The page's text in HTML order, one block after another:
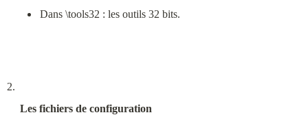
Dans \tools32 : les outils 32 bits.
Les fichiers de configuration